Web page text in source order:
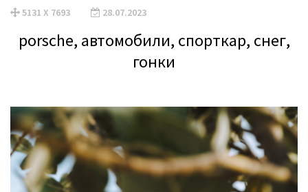
5131 X 7693 28.07.2023
porsche, автомобили, спорткар, снег,
гонки